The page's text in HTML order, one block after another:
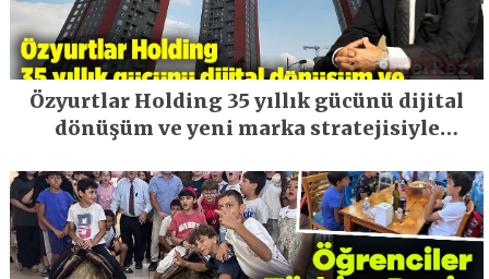
Özyurtlar Holding 35 yıllık gücünü dijital
dönüşüm ve yeni marka stratejisiyle